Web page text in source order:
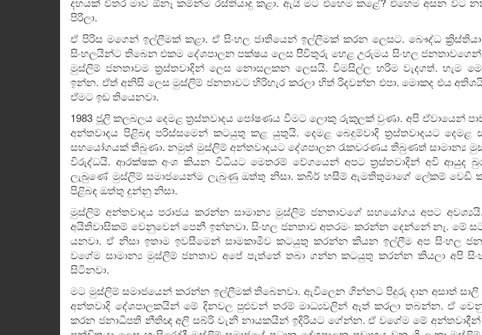
පිරිලා.
ඒ පිරිස මගෙන් ඉල්ලීමක් කළා. ඒ සිංහල ජාතියෙන් ඉල්ලීමක් කරන ලෙසට. බෞද්ධ
සිංහලයින්ට තිබෙන එකම දේශපාලන පක්ෂය ලෙස පිිවිතුරු හෙළ උරුමය සිංහල
මුස්ලිම් ජනතාවම ත්‍රස්තවාදින් ලෙස නොසලකන ලෙසයි. විමසිල්ල හරිම වැදගත්. හැම
ඉන්න. ඒත් අනිසි ලෙස මුස්ලිම් ජනතාවට හිරිහැර කරලා හිත් රිදවන්න එපා. මොකද එය
ඒමට ඉඩ තියෙනවා.
1983 ජූලි කලබලය දෙමළ ත්‍රස්තවාදය පෝෂණය වීමට ලොකු රුකුලක් වුණා. අපි ඒවායෙන්
අන්තවාදය පිළිබඳ පරිස්සමෙන් කටයුතු කළ යුතුයි. දෙමළ බෙදුම්වාදි ත්‍රස්තවාදයට දෙමළ
සහයෝගයක් තිබුණා. නමුත් මුස්ලිම් අන්තවාදයට දේශපාලන රැකවරණය තිබුණත් සාමාන්‍ය
විරුද්ධයි. ආරක්ෂක අංශ කියන විධියට මෙතරම් වේගයෙන් අපට ත්‍රස්තවාදින් අවි ආයුද
ලැබුණේ මුස්ලිම් සමාජයෙන්ම ලැබුණු ඔත්තු නිසා. කබීර් හසීම් ඇමතිතුමාගේ ලේකම් වෙඩි
පිළිබඳ ඔත්තු දුන්නු නිසා.
මුස්ලිම් අන්තවාදය පරාජය කරන්න සාමාන්‍ය මුස්ලිම් ජනතාවගේ සහයෝගය අපට
අයිතිවාසිකම් වෙනුවෙන් පෙනී ඉන්නවා. සිංහල ජනතාව අතරමං කරන්න දෙන්නේ නෑ. මේ
යනවා. ඒ නිසා ඉතාම ඉවසීමෙන් සාමකාමීව කටයුතු කරන්න කියන ඉල්ලීම අප සිංහල
වගේම සාමාන්‍ය මුස්ලිම් ජනතාව අපේ පැත්තේ තබා ගන්න කටයුතු කරන්න කියලා අපි
සිටිනවා.
මට මුස්ලිම් සමාජයෙන් කරන්න ඉල්ලීමක් තිබෙනවා. ඇවිලෙන ගින්නට පිදුරු දාන අසාත් සාලි
අන්තවාදි දේශපාලකයින් මේ දිනවල පුළුවන් තරම් මාධ්‍යවලින් ඈත් කරලා තබන්න. ඒ
කරන ජනාධිපති නීතිඥ අලි සබ්රි වැනි නායකයින් ඉදිරියට ගේන්න. ඒ වගේම මේ